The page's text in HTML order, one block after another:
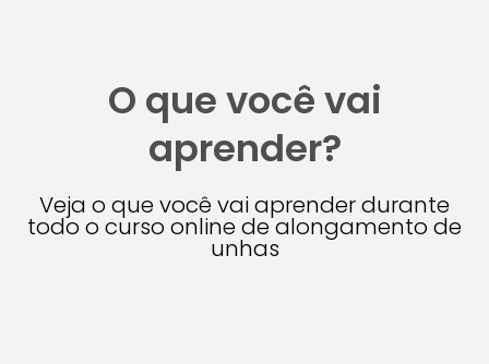
O que você vai
aprender?
Veja o que você vai aprender durante
todo o curso online de alongamento de
unhas